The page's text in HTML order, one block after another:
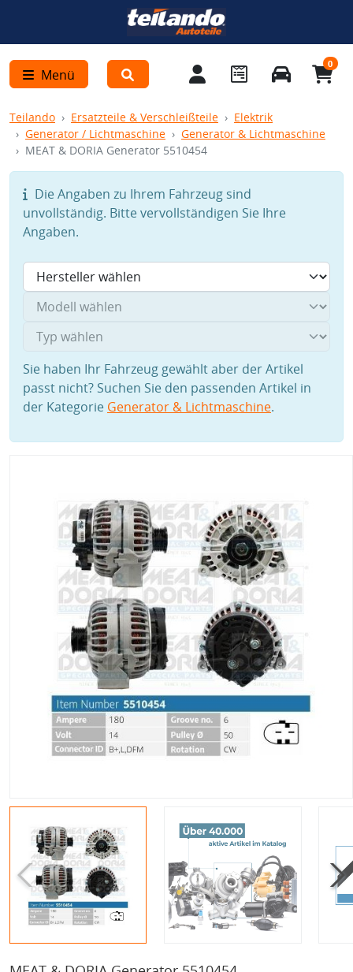
Menü
0
Teilando Ersatzteile & Verschleißteile
Elektrik
Generator / Lichtmaschine
Generator & Lichtmaschine
MEAT & DORIA Generator 5510454
Die Angaben zu Ihrem Fahrzeug sind
unvollständig. Bitte vervollständigen Sie Ihre
Angaben.
Sie haben Ihr Fahrzeug gewählt aber der Artikel
passt nicht? Suchen Sie den passenden Artikel in
der Kategorie Generator & Lichtmaschine.